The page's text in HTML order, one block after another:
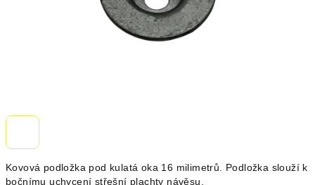
Kovová podložka pod kulatá oka 16 milimetrů. Podložka slouží k
bočnímu uchycení střešní plachty návěsu.